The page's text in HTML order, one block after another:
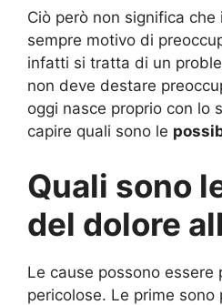
Ciò però non significa
sempre motivo di
infatti si tratta di un
non deve destare
oggi nasce proprio con lo
capire quali sono le
Quali sono
del dolore
Le cause possono essere
pericolose. Le prime